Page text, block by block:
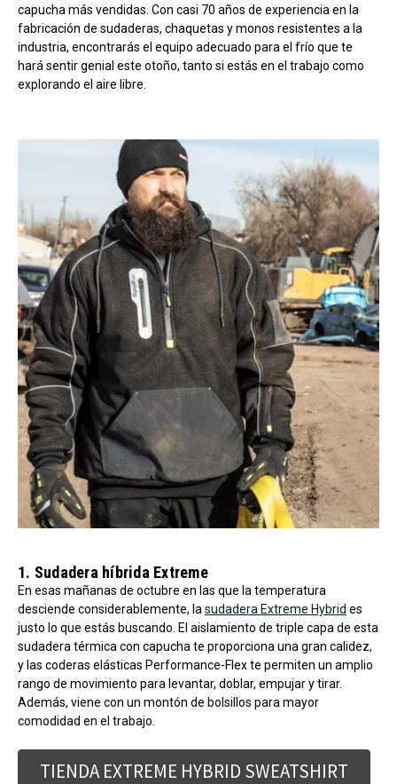
capucha más vendidas. Con casi 70 años de experiencia en la
fabricación de sudaderas, chaquetas y monos resistentes a la
industria, encontrarás el equipo adecuado para el frío que te
hará sentir genial este otoño, tanto si estás en el trabajo como
explorando el aire libre.
1. Sudadera híbrida Extreme
En esas mañanas de octubre en las que la temperatura
desciende considerablemente, la sudadera Extreme Hybrid es
justo lo que estás buscando. El aislamiento de triple capa de esta
sudadera térmica con capucha te proporciona una gran calidez,
y las coderas elásticas Performance-Flex te permiten un amplio
rango de movimiento para levantar, doblar, empujar y tirar.
Además, viene con un montón de bolsillos para mayor
comodidad en el trabajo.
TIENDA EXTREME HYBRID SWEATSHIRT